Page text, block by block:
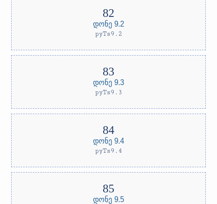
დონე 9.2
pyTs9.2
დონე 9.3
pyTs9.3
დონე 9.4
pyTs9.4
დონე 9.5